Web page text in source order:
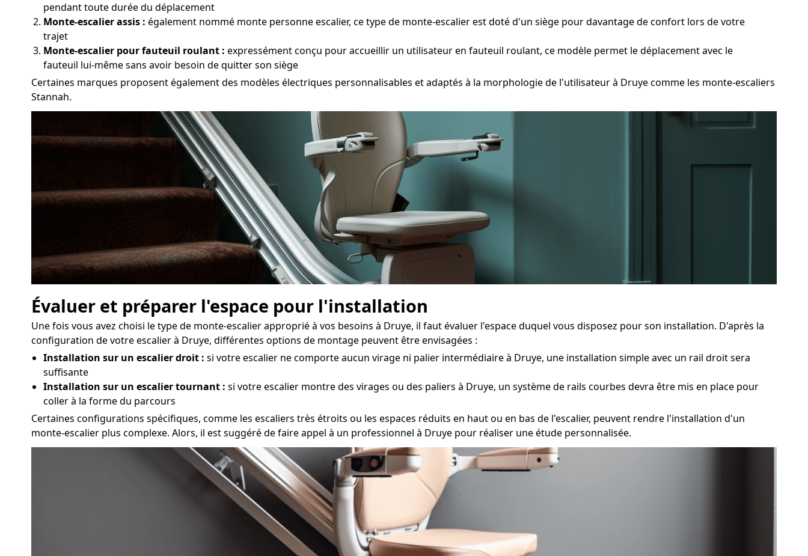
pendant toute durée du déplacement
Monte-escalier assis : également nommé monte personne escalier, ce type de monte-escalier est doté d'un siège pour davantage de confort lors de votre
trajet
Monte-escalier pour fauteuil roulant : expressément conçu pour accueillir un utilisateur en fauteuil roulant, ce modèle permet le déplacement avec le
fauteuil lui-même sans avoir besoin de quitter son siège
Certaines marques proposent également des modèles électriques personnalisables et adaptés à la morphologie de l'utilisateur à Druye comme les monte-escaliers
Stannah.
Évaluer et préparer l'espace pour l'installation
Une fois vous avez choisi le type de monte-escalier approprié à vos besoins à Druye, il faut évaluer l'espace duquel vous disposez pour son installation. D'après la
configuration de votre escalier à Druye, différentes options de montage peuvent être envisagées :
Installation sur un escalier droit : si votre escalier ne comporte aucun virage ni palier intermédiaire à Druye, une installation simple avec un rail droit sera
suffisante
Installation sur un escalier tournant : si votre escalier montre des virages ou des paliers à Druye, un système de rails courbes devra être mis en place pour
coller à la forme du parcours
Certaines configurations spécifiques, comme les escaliers très étroits ou les espaces réduits en haut ou en bas de l'escalier, peuvent rendre l'installation d'un
monte-escalier plus complexe. Alors, il est suggéré de faire appel à un professionnel à Druye pour réaliser une étude personnalisée.